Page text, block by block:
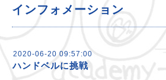
インフォメーション
2020-06-20 09:57:00
ハンドベルに挑戦